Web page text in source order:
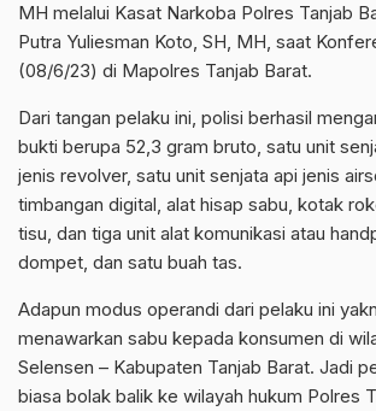
MH melalui Kasat Narkoba Polres Tanjab
Putra Yuliesman Koto, SH, MH, saat
(08/6/23) di Mapolres Tanjab Barat.
Dari tangan pelaku ini, polisi berhasil
bukti berupa 52,3 gram bruto, satu unit
jenis revolver, satu unit senjata api jenis
timbangan digital, alat hisap sabu, kotak
tisu, dan tiga unit alat komunikasi atau
dompet, dan satu buah tas.
Adapun modus operandi dari pelaku ini
menawarkan sabu kepada konsumen di
Selensen – Kabupaten Tanjab Barat. Jadi
biasa bolak balik ke wilayah hukum Polres